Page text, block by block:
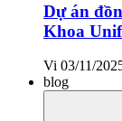
Dự án
Khoa
Vi 03/11/
blog